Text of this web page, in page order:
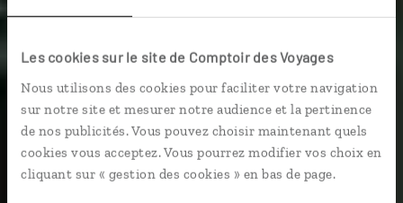
Les cookies sur le site de Comptoir des Voyages
Nous utilisons des cookies pour faciliter votre navigation
sur notre site et mesurer notre audience et la pertinence
de nos publicités. Vous pouvez choisir maintenant quels
cookies vous acceptez. Vous pourrez modifier vos choix en
cliquant sur « gestion des cookies » en bas de page.
Le grand éventail du
Vietnam
Circuit complet au Vietnam : Hanoi, Sapa, Hoi An, Can
Tho, Ben Tre…